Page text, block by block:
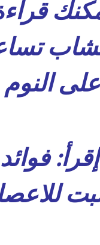
على النوم
إقرأ: فوائد